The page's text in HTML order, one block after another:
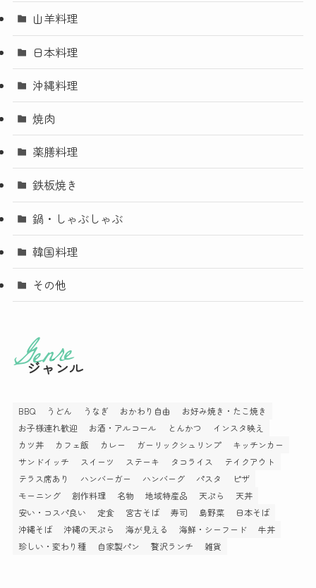
山羊料理
日本料理
沖縄料理
焼肉
薬膳料理
鉄板焼き
鍋・しゃぶしゃぶ
韓国料理
その他
ジャンル
BBQ うどん うなぎ おかわり自由
お好み焼き・たこ焼き
お子様連れ歓迎
お酒・アルコール とんかつ
インスタ映え
カツ丼
カフェ飯 カレー ガーリックシュリンプ
キッチンカー
サンドイッチ
スイーツ ステーキ タコライス
テイクアウト
テラス席あり
ハンバーガー ハンバーグ パスタ
ピザ
モーニング
創作料理 名物 地域特産品 天ぷら
天丼
安い・コスパ良い
定食 宮古そば 寿司 島野菜
日本そば
沖縄そば
沖縄の天ぷら 海が見える 海鮮・シーフード
牛丼
珍しい・変わり種
自家製パン 贅沢ランチ 雑貨